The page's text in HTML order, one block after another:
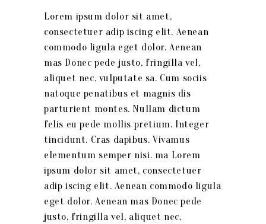
Lorem ipsum dolor sit amet,
consectetuer adip iscing elit. Aenean
commodo ligula eget dolor. Aenean
mas Donec pede justo, fringilla vel,
aliquet nec, vulputate sa. Cum sociis
natoque penatibus et magnis dis
parturient montes. Nullam dictum
felis eu pede mollis pretium. Integer
tincidunt. Cras dapibus. Vivamus
elementum semper nisi. ma Lorem
ipsum dolor sit amet, consectetuer
adip iscing elit. Aenean commodo ligula
eget dolor. Aenean mas Donec pede
justo, fringilla vel, aliquet nec,